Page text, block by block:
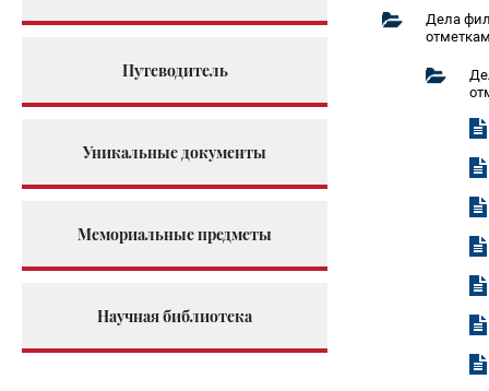
Путеводитель
Уникальные документы
Мемориальные предметы
Научная библиотека
Дела